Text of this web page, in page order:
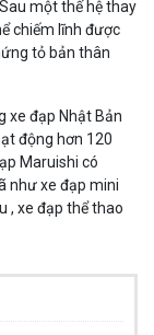
một thế hệ thay
chiếm lĩnh được
tỏ bản thân
xe đạp Nhật Bản
động hơn 120
Maruishi có
như xe đạp mini
, xe đạp thể thao